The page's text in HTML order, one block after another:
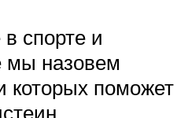
спорте и
мы назовем
которых поможет